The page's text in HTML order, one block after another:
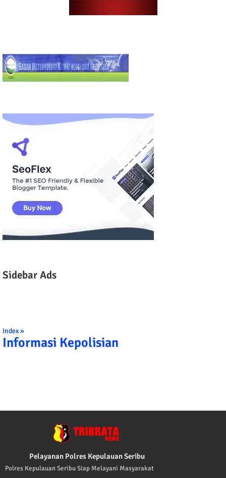
Sidebar Ads
Index »
Informasi Kepolisian
Pelayanan Polres Kepulauan Seribu
Polres Kepulauan Seribu Siap Melayani Masyarakat